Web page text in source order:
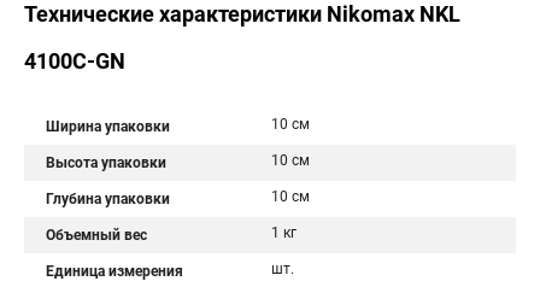
Технические характеристики Nikomax NKL
4100C-GN
Ширина упаковки 10 см
Высота упаковки 10 см
Глубина упаковки 10 см
Объемный вес 1 кг
Единица измерения шт.